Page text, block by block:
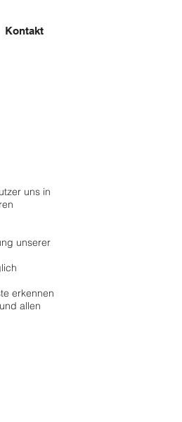
Kontakt
uns in
unserer
erkennen
allen